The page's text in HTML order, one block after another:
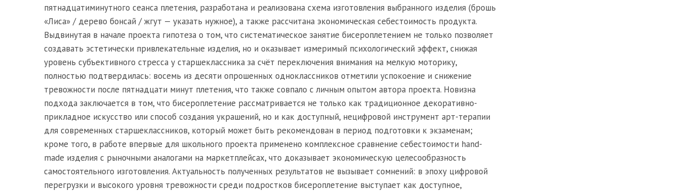
пятнадцатиминутного сеанса плетения, разработана и реализована схема изготовления выбранного изделия (брошь
«Лиса» / дерево бонсай / жгут — указать нужное), а также рассчитана экономическая себестоимость продукта.
Выдвинутая в начале проекта гипотеза о том, что систематическое занятие бисероплетением не только позволяет
создавать эстетически привлекательные изделия, но и оказывает измеримый психологический эффект, снижая
уровень субъективного стресса у старшеклассника за счёт переключения внимания на мелкую моторику,
полностью подтвердилась: восемь из десяти опрошенных одноклассников отметили успокоение и снижение
тревожности после пятнадцати минут плетения, что также совпало с личным опытом автора проекта. Новизна
подхода заключается в том, что бисероплетение рассматривается не только как традиционное декоративно-
прикладное искусство или способ создания украшений, но и как доступный, нецифровой инструмент арт-терапии
для современных старшеклассников, который может быть рекомендован в период подготовки к экзаменам;
кроме того, в работе впервые для школьного проекта применено комплексное сравнение себестоимости hand-
made изделия с рыночными аналогами на маркетплейсах, что доказывает экономическую целесообразность
самостоятельного изготовления. Актуальность полученных результатов не вызывает сомнений: в эпоху цифровой
перегрузки и высокого уровня тревожности среди подростков бисероплетение выступает как доступное,